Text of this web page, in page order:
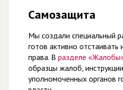
Самозащита
Мы создали специальный
готов активно отстаивать
права. В разделе
образцы жалоб,
уполномоченных органов